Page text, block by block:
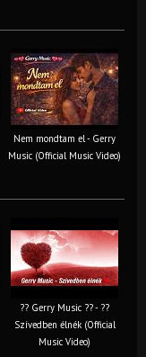
Nem mondtam el - Gerry
Music (Official Music Video)
?? Gerry Music ?? - ??
Szívedben élnék (Official
Music Video)